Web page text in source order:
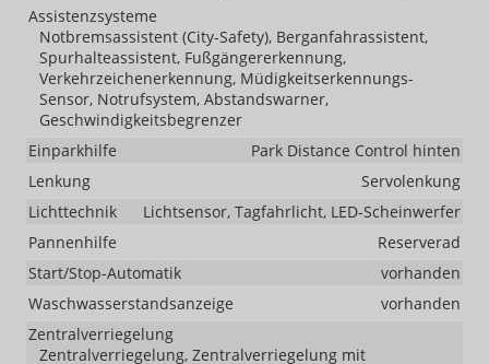
Assistenzsysteme
Notbremsassistent (City-Safety), Berganfahrassistent,
Spurhalteassistent, Fußgängererkennung,
Verkehrzeichenerkennung, Müdigkeitserkennungs-
Sensor, Notrufsystem, Abstandswarner,
Geschwindigkeitsbegrenzer
Einparkhilfe
Park Distance Control hinten
Lenkung
Servolenkung
Lichttechnik
Lichtsensor, Tagfahrlicht, LED-Scheinwerfer
Pannenhilfe
Reserverad
Start/Stop-Automatik
vorhanden
Waschwasserstandsanzeige
vorhanden
Zentralverriegelung
Zentralverriegelung, Zentralverriegelung mit